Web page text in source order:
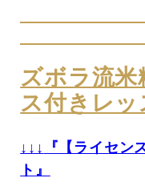
ズボラ流
ス付きレッ
↓↓↓
『【ライセン
ト』